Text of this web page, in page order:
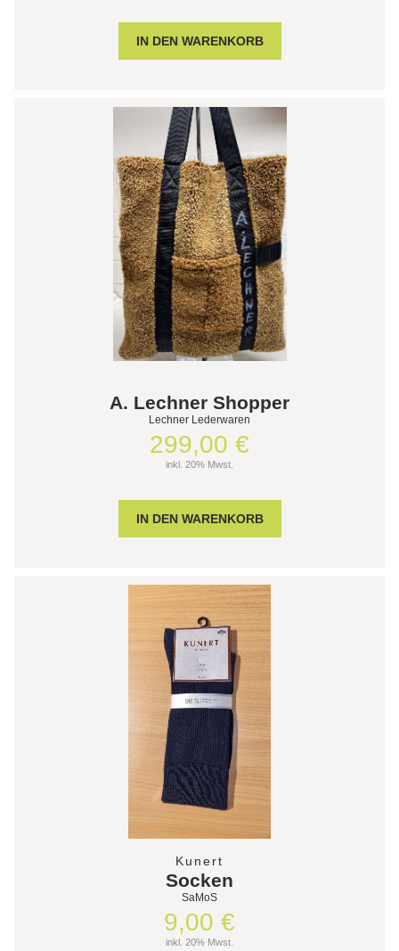
A. Lechner Shopper
Lechner Lederwaren
299,00 €
inkl. 20% Mwst.
Kunert
Socken
SaMoS
9,00 €
inkl. 20% Mwst.